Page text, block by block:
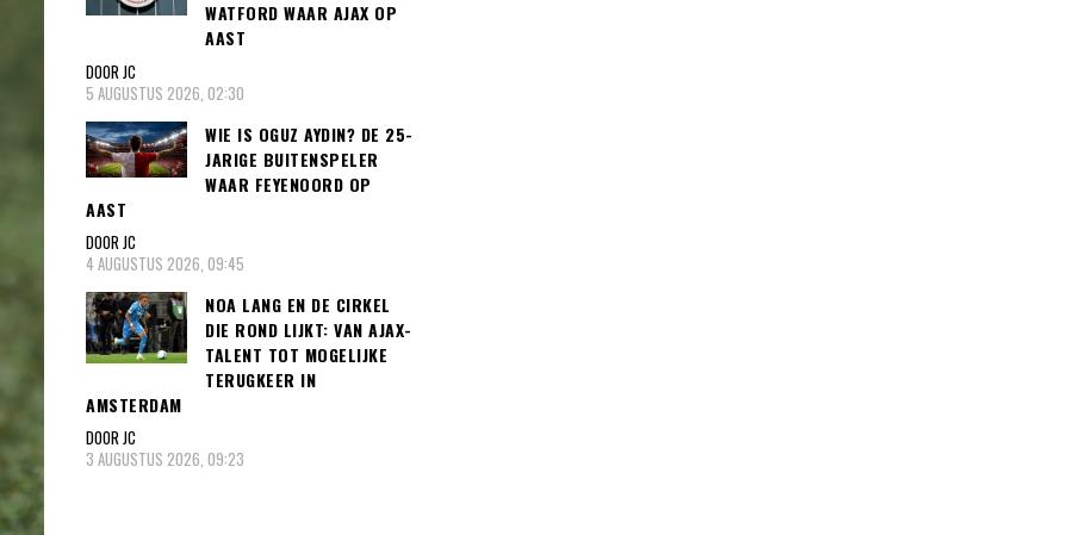
WATFORD WAAR AJAX OP
AAST
DOOR JC
5 AUGUSTUS 2026, 02:30
WIE IS OGUZ AYDIN? DE 25-
JARIGE BUITENSPELER
WAAR FEYENOORD OP
AAST
DOOR JC
4 AUGUSTUS 2026, 09:45
NOA LANG EN DE CIRKEL
DIE ROND LIJKT: VAN AJAX-
TALENT TOT MOGELIJKE
TERUGKEER IN
AMSTERDAM
DOOR JC
3 AUGUSTUS 2026, 09:23